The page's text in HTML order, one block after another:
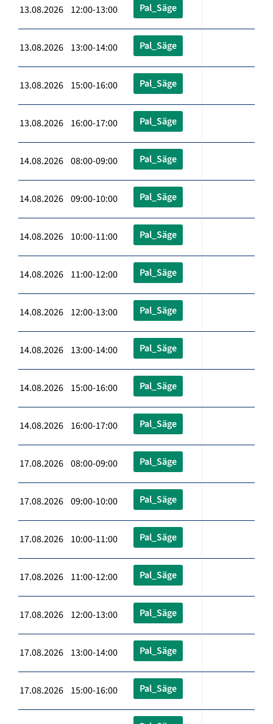
13.08.2026 12:00-13:00 Pal_Säge
13.08.2026 13:00-14:00 Pal_Säge
13.08.2026 15:00-16:00 Pal_Säge
13.08.2026 16:00-17:00 Pal_Säge
14.08.2026 08:00-09:00 Pal_Säge
14.08.2026 09:00-10:00 Pal_Säge
14.08.2026 10:00-11:00 Pal_Säge
14.08.2026 11:00-12:00 Pal_Säge
14.08.2026 12:00-13:00 Pal_Säge
14.08.2026 13:00-14:00 Pal_Säge
14.08.2026 15:00-16:00 Pal_Säge
14.08.2026 16:00-17:00 Pal_Säge
17.08.2026 08:00-09:00 Pal_Säge
17.08.2026 09:00-10:00 Pal_Säge
17.08.2026 10:00-11:00 Pal_Säge
17.08.2026 11:00-12:00 Pal_Säge
17.08.2026 12:00-13:00 Pal_Säge
17.08.2026 13:00-14:00 Pal_Säge
17.08.2026 15:00-16:00 Pal_Säge